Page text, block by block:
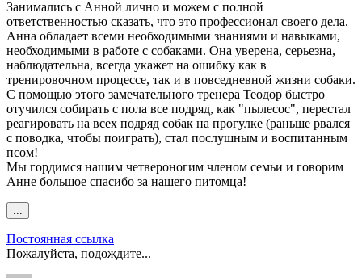
Занимались с Анной лично и можем с полной
ответственностью сказать, что это профессионал своего дела.
Анна обладает всеми необходимыми знаниями и навыками,
необходимыми в работе с собаками. Она уверена, серьезна,
наблюдательна, всегда укажет на ошибку как в
тренировочном процессе, так и в повседневной жизни собаки.
С помощью этого замечательного тренера Теодор быстро
отучился собирать с пола все подряд, как "пылесос", перестал
реагировать на всех подряд собак на прогулке (раньше рвался
с поводка, чтобы поиграть), стал послушным и воспитанным
псом!
Мы гордимся нашим четвероногим членом семьи и говорим
Анне большое спасибо за нашего питомца!
этот
в
другое
Постоянная ссылка
Пожалуйста, подождите...